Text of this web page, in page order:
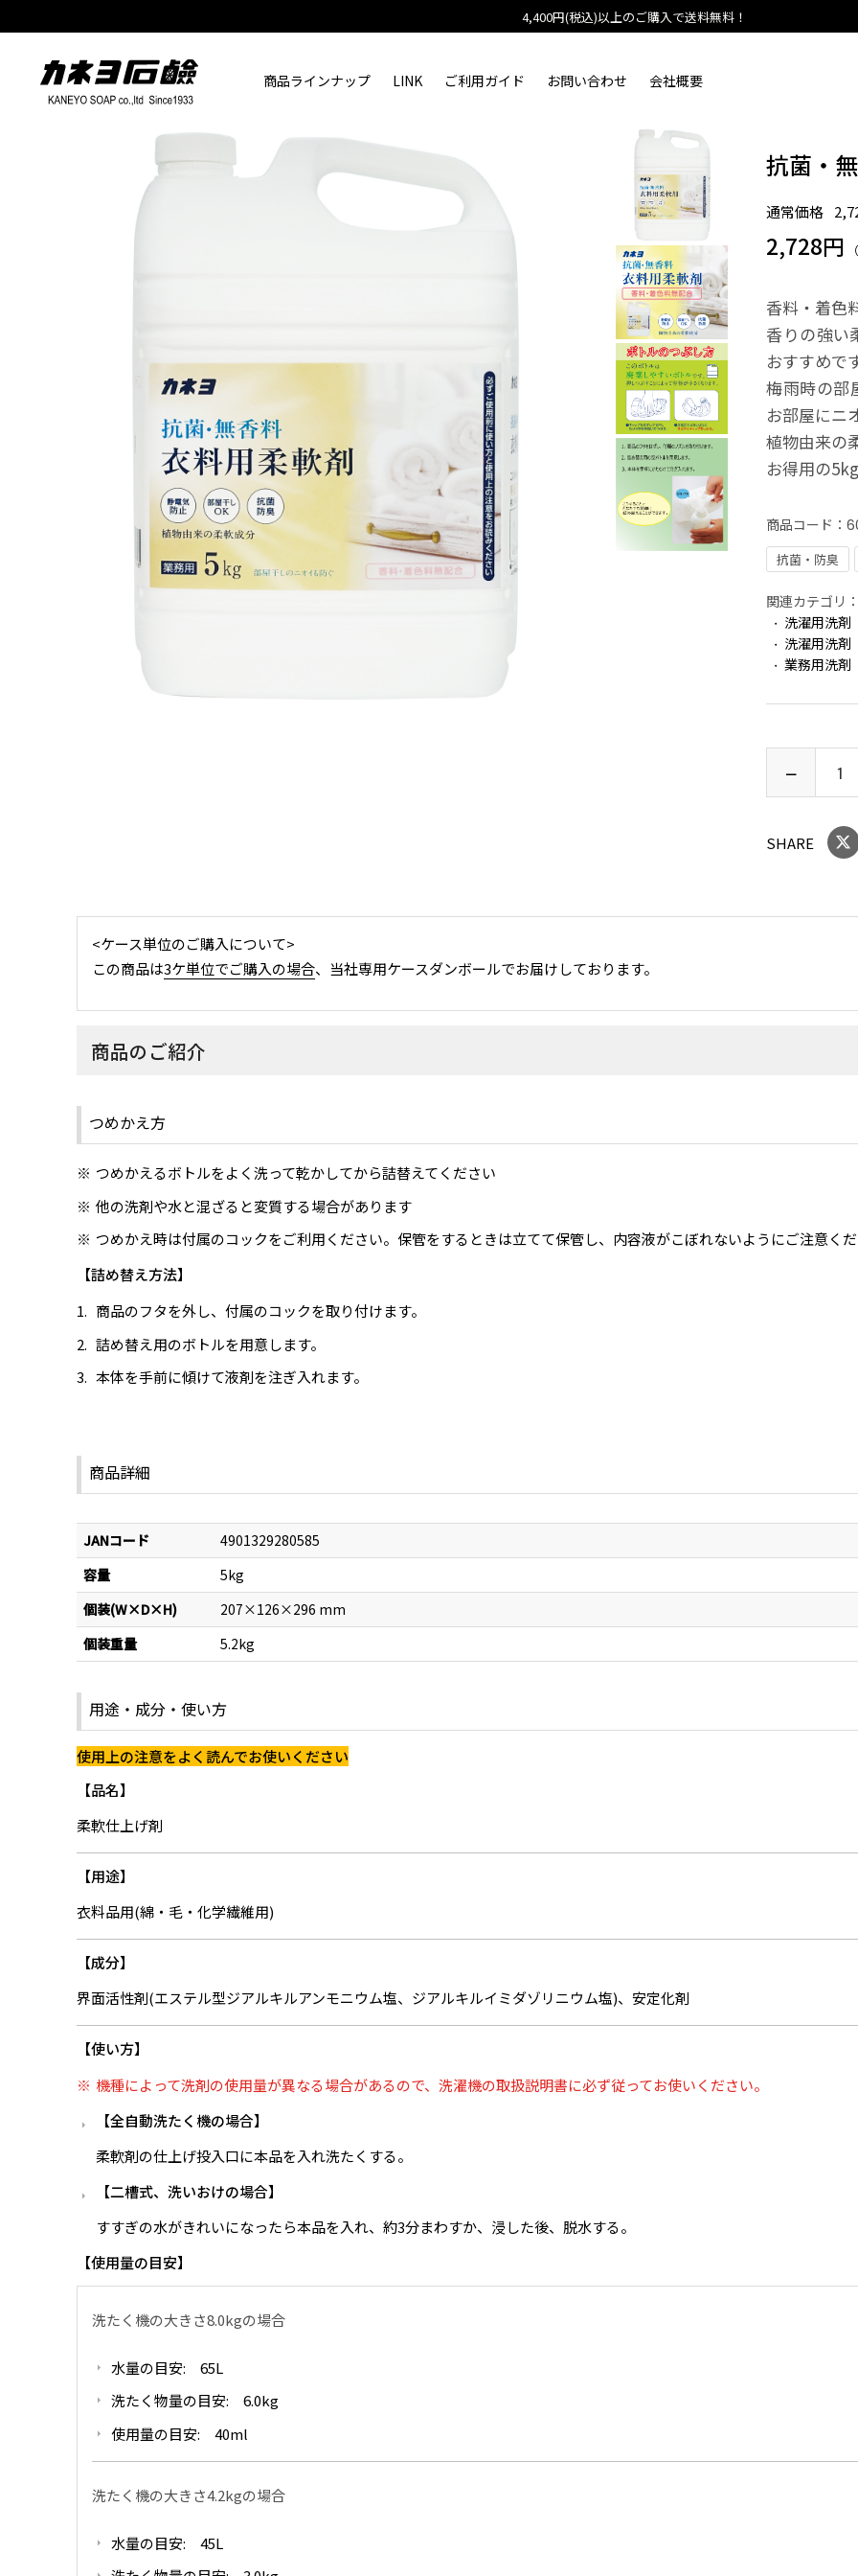
4,400円(税込)以上のご購入で送料無料！
商品ラインナップ LINK ご利用ガイド お問い合わせ 会社概要
抗菌・
通常価格
2,728円
香料・着色
香りの強い
おすすめで
梅雨時の部
お部屋にニ
植物由来の
お得用の
商品コード：
抗菌・防臭
関連カテゴリ
洗濯用洗剤
洗濯用洗剤
業務用洗剤
SHARE
<ケース単位のご購入について>
この商品は3ケ単位でご購入の場合、当社専用ケースダンボールでお届けしております。
商品のご紹介
つめかえ方
つめかえるボトルをよく洗って乾かしてから詰替えてください
他の洗剤や水と混ざると変質する場合があります
つめかえ時は付属のコックをご利用ください。保管をするときは立てて保管し、内容液がこぼれないようにご注意く
詰め替え方法
商品のフタを外し、付属のコックを取り付けます。
詰め替え用のボトルを用意します。
本体を手前に傾けて液剤を注ぎ入れます。
商品詳細
JANコード
4901329280585
容量
5kg
個装(W×D×H)
207×126×296 mm
個装重量
5.2kg
用途・成分・使い方
使用上の注意をよく読んでお使いください
品名
柔軟仕上げ剤
用途
衣料品用(綿・毛・化学繊維用)
成分
界面活性剤(エステル型ジアルキルアンモニウム塩、ジアルキルイミダゾリニウム塩)、安定化剤
使い方
機種によって洗剤の使用量が異なる場合があるので、洗濯機の取扱説明書に必ず従ってお使いください。
全自動洗たく機の場合
柔軟剤の仕上げ投入口に本品を入れ洗たくする。
二槽式、洗いおけの場合
すすぎの水がきれいになったら本品を入れ、約3分まわすか、浸した後、脱水する。
使用量の目安
洗たく機の大きさ8.0kgの場合
水量の目安: 65L
洗たく物量の目安: 6.0kg
使用量の目安: 40ml
洗たく機の大きさ4.2kgの場合
水量の目安: 45L